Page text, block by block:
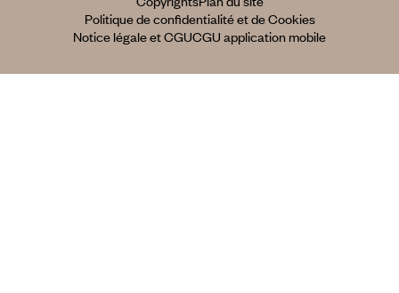
Politique de confidentialité et de Cookies
Notice légale et CGUCGU application mobile